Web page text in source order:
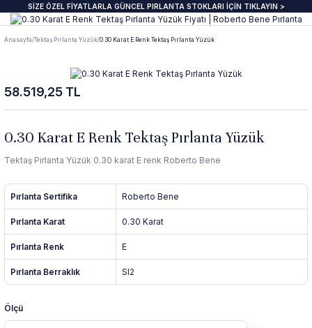
SİZE ÖZEL FİYATLARLA GÜNCEL PIRLANTA STOKLARI İÇİN TIKLAYIN >
Anasayfa Tektaş Pırlanta Yüzük 0.30 Karat E Renk Tektaş Pırlanta Yüzük
58.519,25 TL
0.30 Karat E Renk Tektaş Pırlanta Yüzük
Tektaş Pırlanta Yüzük 0.30 karat E renk Roberto Bene
Pırlanta Sertifika Roberto Bene
Pırlanta Karat 0.30 Karat
Pırlanta Renk E
Pırlanta Berraklık SI2
Ölçü
Geri Dön
Yüzükler GIA & HRD
Pırlanta Tektaş Yüzük
Tektaş
Geri Dön
Yüzük
Pırlanta Tria Yüzük
Taşlı Yüzük
Yüzük
Yüzük
Yüzük
Geri Dön
Kolye
Taşlı Kolye
Pırlanta Setler
İnci Kolye
Kolye
Kolye
Geri Dön
Küpe
Küpe
Taşlı Küpe
İnci küpe
Küpe
Geri Dön
Bileklik
Taşlı Bileklik
Set Bileklikler
Bileklik
Geri Dön
Geri Dön
Geri Dön